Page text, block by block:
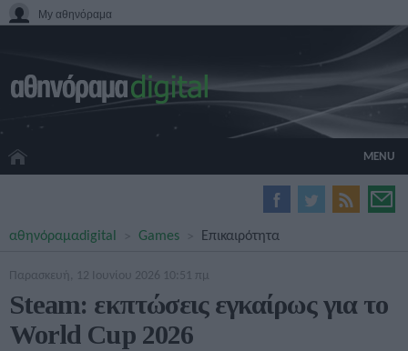
My αθηνόραμα
MENU
HOME CINEMA
GADGETS
TV
GAMES
αθηνόραμαdigital Games Επικαιρότητα
Παρασκευή, 12 Ιουνίου 2026 10:51 πμ
Steam: εκπτώσεις εγκαίρως για το
World Cup 2026